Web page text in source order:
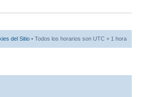
del Sitio • Todos los horarios son UTC + 1 hora